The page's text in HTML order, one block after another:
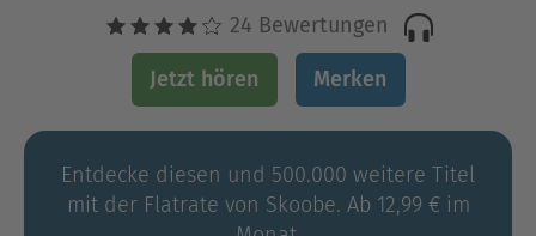
24 Bewertungen
Jetzt hören Merken
Entdecke diesen und 500.000 weitere Titel
mit der Flatrate von Skoobe. Ab 12,99 € im